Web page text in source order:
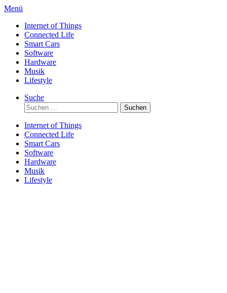
Direkt
Inhalt
Menü
Internet of Things
Connected Life
Smart Cars
Software
Hardware
Musik
Lifestyle
Suche
Suchen
nach:
Internet of Things
Connected Life
Smart Cars
Software
Hardware
Musik
Lifestyle